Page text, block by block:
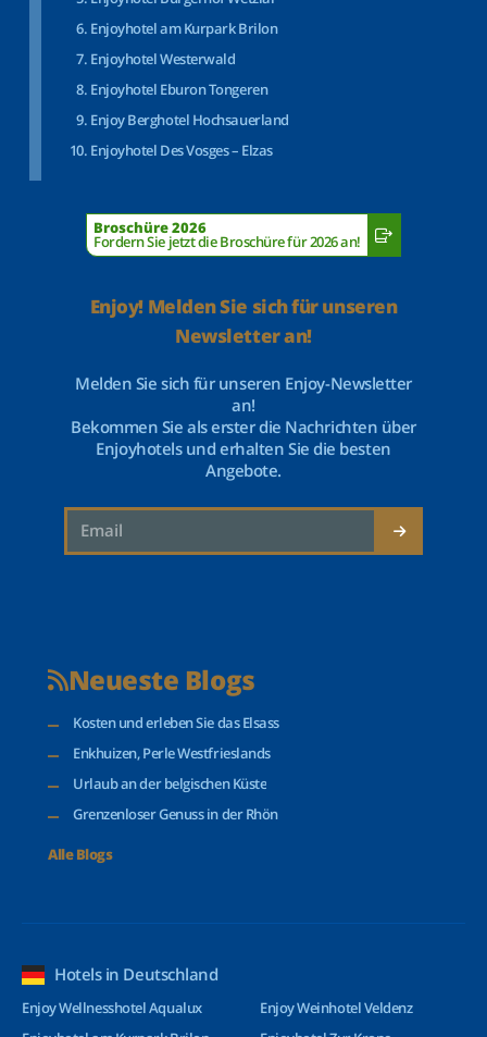
Enjoyhotel am Kurpark Brilon
Enjoyhotel Westerwald
Enjoyhotel Eburon Tongeren
Enjoy Berghotel Hochsauerland
Enjoyhotel Des Vosges – Elzas
Broschüre 2026
Fordern Sie jetzt die Broschüre für 2026 an!
Enjoy! Melden Sie sich für unseren
Newsletter an!
Melden Sie sich für unseren Enjoy-Newsletter
an!
Bekommen Sie als erster die Nachrichten über
Enjoyhotels und erhalten Sie die besten
Angebote.
Neueste Blogs
Kosten und erleben Sie das Elsass
Enkhuizen, Perle Westfrieslands
Urlaub an der belgischen Küste
Grenzenloser Genuss in der Rhön
Alle Blogs
Hotels in Deutschland
Enjoy Wellnesshotel Aqualux
Enjoy Weinhotel Veldenz